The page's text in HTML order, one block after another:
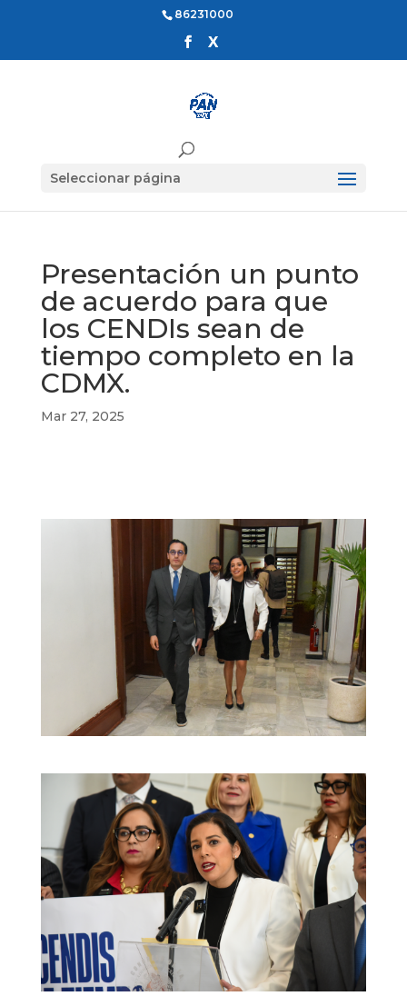
86231000
Seleccionar página
Presentación un punto
de acuerdo para que
los CENDIs sean de
tiempo completo en la
CDMX.
Mar 27, 2025